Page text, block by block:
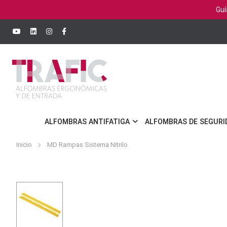
ALFOMBRAS ANTIFATIGA ALFOMBRAS DE
Inicio MD Rampas Sistema Nitrilo
al